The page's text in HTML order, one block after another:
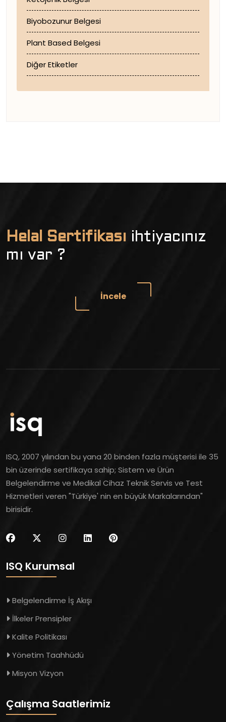
Biyobozunur Belgesi
Plant Based Belgesi
Diğer Etiketler
Helal Sertifikası ihtiyacınız
mı var ?
İncele
ISQ, 2007 yılından bu yana 20 binden fazla müşterisi ile 35
bin üzerinde sertifikaya sahip; Sistem ve Ürün
Belgelendirme ve Medikal Cihaz Teknik Servis ve Test
Hizmetleri veren "Türkiye' nin en büyük Markalarından"
birisidir.
ISQ Kurumsal
Belgelendirme İş Akışı
İlkeler Prensipler
Kalite Politikası
Yönetim Taahhüdü
Misyon Vizyon
Çalışma Saatlerimiz